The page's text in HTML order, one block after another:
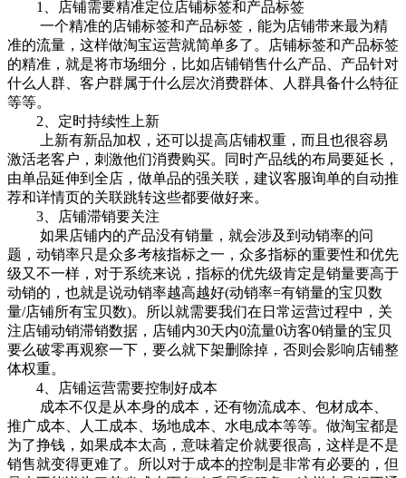
1、店铺需要精准定位店铺标签和产品标签
一个精准的店铺标签和产品标签，能为店铺带来最为精
准的流量，这样做淘宝运营就简单多了。店铺标签和产品标签
的精准，就是将市场细分，比如店铺销售什么产品、产品针对
什么人群、客户群属于什么层次消费群体、人群具备什么特征
等等。
2、定时持续性上新
上新有新品加权，还可以提高店铺权重，而且也很容易
激活老客户，刺激他们消费购买。同时产品线的布局要延长，
由单品延伸到全店，做单品的强关联，建议客服询单的自动推
荐和详情页的关联跳转这些都要做好来。
3、店铺滞销要关注
如果店铺内的产品没有销量，就会涉及到动销率的问
题，动销率只是众多考核指标之一，众多指标的重要性和优先
级又不一样，对于系统来说，指标的优先级肯定是销量要高于
动销的，也就是说动销率越高越好(动销率=有销量的宝贝数
量/店铺所有宝贝数)。所以就需要我们在日常运营过程中，关
注店铺动销滞销数据，店铺内30天内0流量0访客0销量的宝贝
要么破零再观察一下，要么就下架删除掉，否则会影响店铺整
体权重。
4、店铺运营需要控制好成本
成本不仅是从本身的成本，还有物流成本、包材成本、
推广成本、人工成本、场地成本、水电成本等等。做淘宝都是
为了挣钱，如果成本太高，意味着定价就要很高，这样是不是
销售就变得更难了。所以对于成本的控制是非常有必要的，但